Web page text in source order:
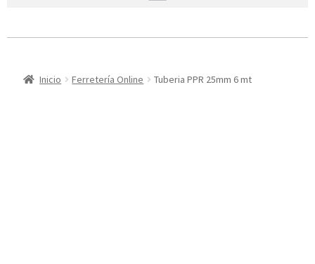
Inicio Ferretería Online Tuberia PPR 25mm 6 mt